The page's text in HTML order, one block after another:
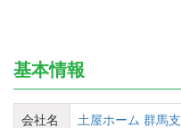
基本情報
会社名
土屋ホーム 群馬支